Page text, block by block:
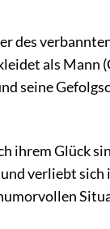
des
als Mann
seine
ihrem Glück
verliebt sich